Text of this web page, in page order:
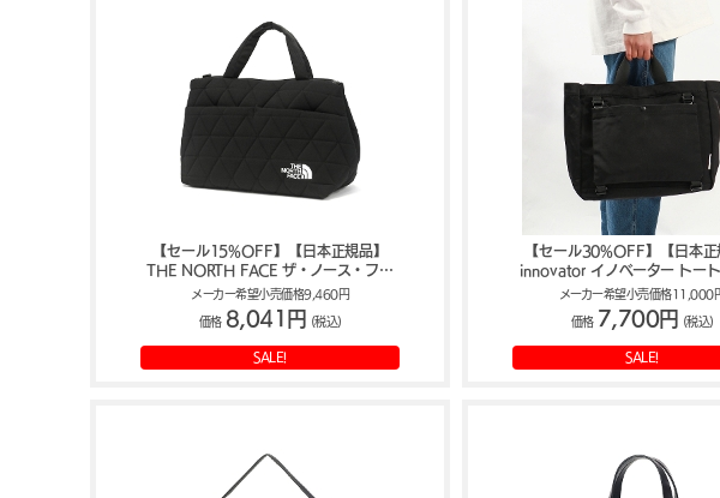
【セール15%OFF】【日本正規品】
THE NORTH FACE ザ・ノース・フェ
イス ジオフェイスボックストート 7L
9L NM32355
メーカー希望小売価格9,460円
価格 8,041円 (税込)
SALE!
【セール30%OFF】【日本正
innovator イノベーター トー
26L INB1003
メーカー希望小売価格11,000
価格 7,700円 (税込)
SALE!